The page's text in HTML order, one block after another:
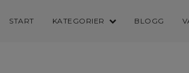
START KATEGORIER BLOGG